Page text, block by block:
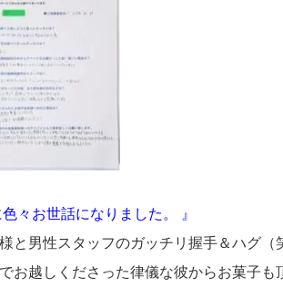
色々お世話になりました。 』
と男性スタッフのガッチリ握手＆ハグ（
お越しくださった律儀な彼からお菓子